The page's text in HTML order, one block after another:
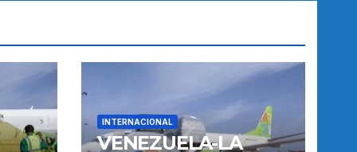
INTERNACIONAL
VENEZUELA-LA